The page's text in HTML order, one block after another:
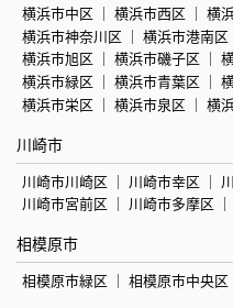
横浜市中区 横浜市西区 横
横浜市神奈川区
横浜市港南区
横浜市旭区
横浜市磯子区
横浜市緑区
横浜市青葉区
横浜市栄区
横浜市泉区 横
川崎市
川崎市川崎区 川崎市幸区
川崎市宮前区
川崎市多摩区
相模原市
相模原市緑区 相模原市中央区